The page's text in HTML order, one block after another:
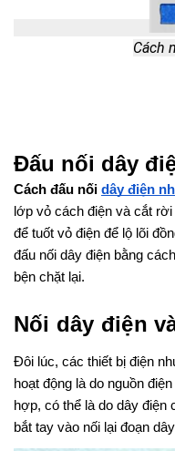
Cách
Đấu nối dây
Cách đấu nối dây điện
lớp vỏ cách điện và cắt
để tuốt vỏ điện để lộ lõi
đấu nối dây điện bằng
bện chặt lại.
Nối dây điện
Đôi lúc, các thiết bị điện
hoạt động là do nguồn
hợp, có thể là do dây điện
bắt tay vào nối lại đoạn